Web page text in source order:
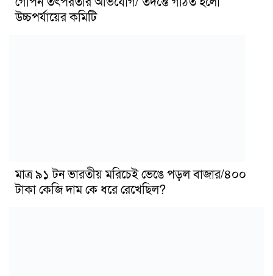
উচ্চপর্যায়ের কমিটি
মাত্র ৯১ টন ভারতীয় মরিচেই ভেঙে পড়ল বাজার/৪০০
টাকা কেজি দাম কে ধরে রেখেছিল?